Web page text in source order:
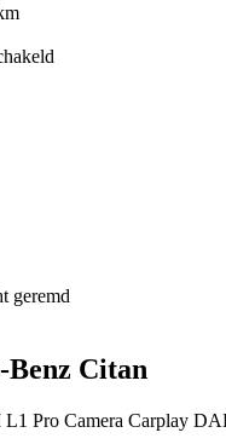
geremd
Benz Citan
Pro Camera Carplay